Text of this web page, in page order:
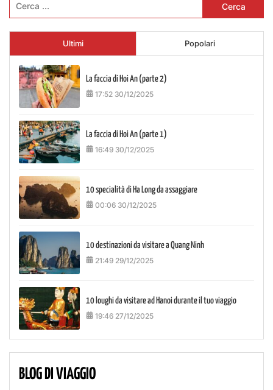
per:
Ultimi Popolari
La faccia di Hoi An (parte 2)
17:52 30/12/2025
La faccia di Hoi An (parte 1)
16:49 30/12/2025
10 specialità di Ha Long da assaggiare
00:06 30/12/2025
10 destinazioni da visitare a Quang Ninh
21:49 29/12/2025
10 loughi da visitare ad Hanoi durante il tuo viaggio
19:46 27/12/2025
BLOG DI VIAGGIO